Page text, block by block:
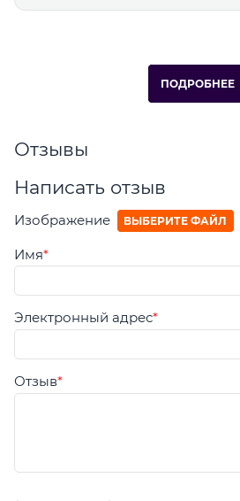
ПОДРОБНЕЕ
Отзывы
Написать отзыв
Изображение ВЫБЕРИТЕ ФАЙЛ
Имя
Электронный адрес
Отзыв